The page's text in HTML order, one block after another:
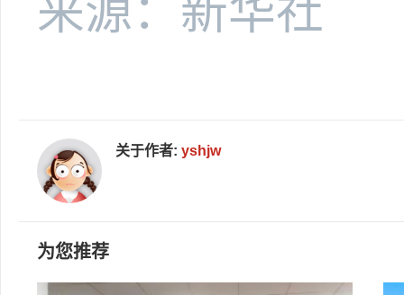
来源：新华社
关于作者: yshjw
为您推荐